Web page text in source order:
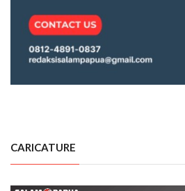
CARICATURE